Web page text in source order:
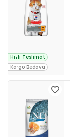
Hızlı Teslimat
Kargo Bedava